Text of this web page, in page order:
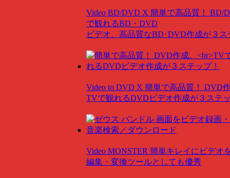
Video BD/DVD X 簡単で高品質！ BD/
で観れるBD・DVD
ビデオ。高品質なBD･DVD作成が３ス
Video to DVD X 簡単で高品質！ DVD
TVで観れるDVDビデオ作成が３ステ
Video MONSTER 簡単キレイにビデオ
編集・変換ツールとしても優秀